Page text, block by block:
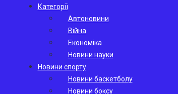
Категорії
Автоновини
Війна
Економіка
Новини науки
Новини спорту
Новини баскетболу
Новини боксу